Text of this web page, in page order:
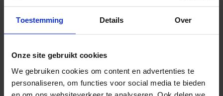
Toestemming Details Over
Onze site gebruikt cookies
We gebruiken cookies om content en advertenties te
personaliseren, om functies voor social media te bieden
NVD parken slaan handen
groener te maken
16-04-2026
Samen met de 13 dierentuinen die
aangesloten zijn bij de NVD bundelen we
onze krachten in één gezamenlijk